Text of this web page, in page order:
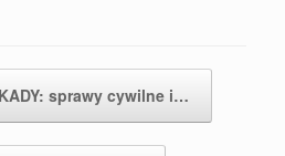
sprawy cywilne i…